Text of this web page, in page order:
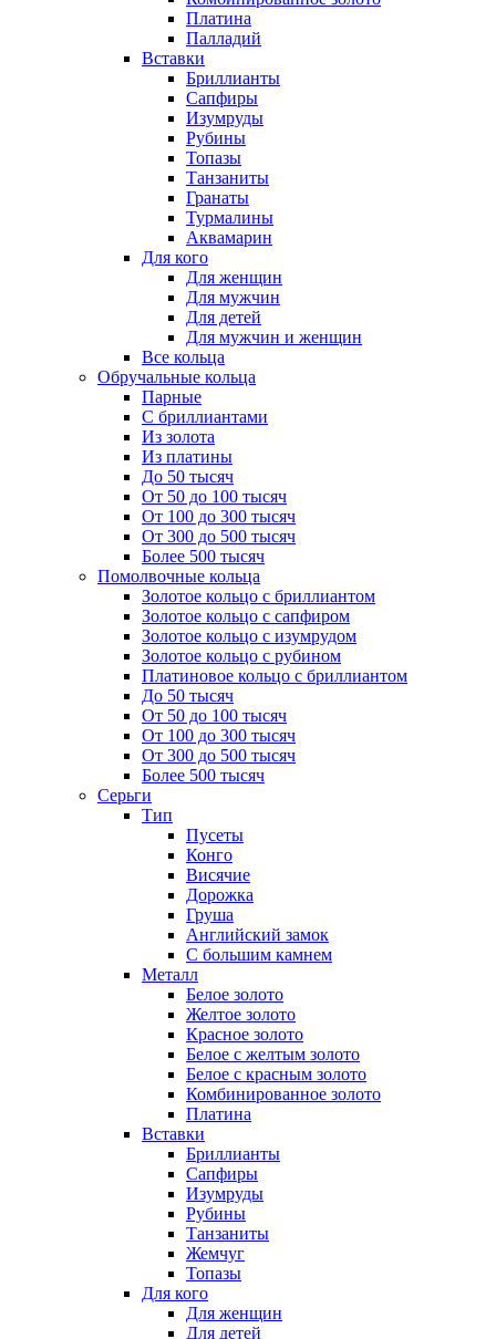
Платина
Палладий
Вставки
Бриллианты
Сапфиры
Изумруды
Рубины
Топазы
Танзаниты
Гранаты
Турмалины
Аквамарин
Для кого
Для женщин
Для мужчин
Для детей
Для мужчин и женщин
Все кольца
Обручальные кольца
Парные
С бриллиантами
Из золота
Из платины
До 50 тысяч
От 50 до 100 тысяч
От 100 до 300 тысяч
От 300 до 500 тысяч
Более 500 тысяч
Помолвочные кольца
Золотое кольцо с бриллиантом
Золотое кольцо с сапфиром
Золотое кольцо с изумрудом
Золотое кольцо с рубином
Платиновое кольцо с бриллиантом
До 50 тысяч
От 50 до 100 тысяч
От 100 до 300 тысяч
От 300 до 500 тысяч
Более 500 тысяч
Серьги
Тип
Пусеты
Конго
Висячие
Дорожка
Груша
Английский замок
С большим камнем
Металл
Белое золото
Желтое золото
Красное золото
Белое с желтым золото
Белое с красным золото
Комбинированное золото
Платина
Вставки
Бриллианты
Сапфиры
Изумруды
Рубины
Танзаниты
Жемчуг
Топазы
Для кого
Для женщин
Для детей